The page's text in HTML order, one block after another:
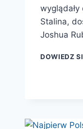
Stalina,
Joshua
DOWIEDZ